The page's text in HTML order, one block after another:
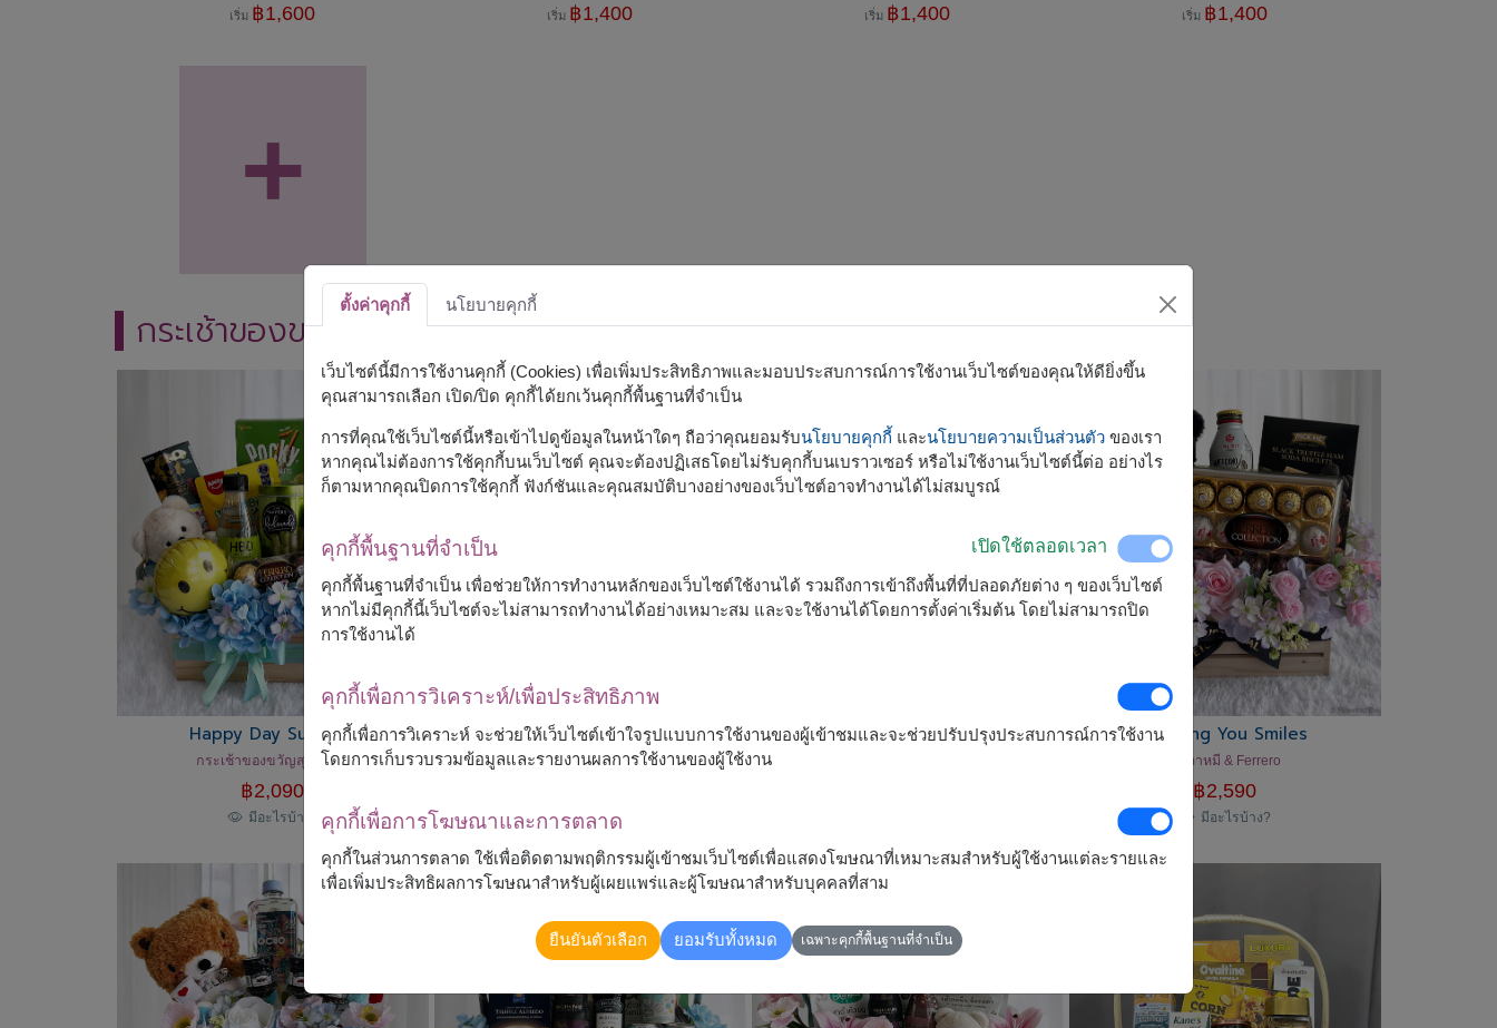
เริ่ม ฿1,600 เริ่ม ฿1,400 เริ่ม ฿1,400 เริ่ม ฿1,400
+
กระเช้าของขวัญ
Happy Day Surprise
กระเช้าของขวัญสุดน่ารัก
฿2,090
มีอะไรบ้าง?
Love & Latte
ดอกไม้ประดิษฐ์ & Starbucks
มีอะไรบ้าง?
Everyday Luxury Sending You Smiles
ตุ๊กตาหมี & Ferrero
฿2,590
มีอะไรบ้าง?
ตั้งค่าคุกกี้ นโยบายคุกกี้
เว็บไซต์นี้มีการใช้งานคุกกี้ (Cookies) เพื่อเพิ่มประสิทธิภาพและมอบประสบการณ์การใช้งานเว็บไซต์ของคุณให้ดียิ่งขึ้น
คุณสามารถเลือก เปิด/ปิด คุกกี้ได้ยกเว้นคุกกี้พื้นฐานที่จำเป็น
การที่คุณใช้เว็บไซต์นี้หรือเข้าไปดูข้อมูลในหน้าใดๆ ถือว่าคุณยอมรับนโยบายคุกกี้ และนโยบายความเป็นส่วนตัว ของเรา
หากคุณไม่ต้องการใช้คุกกี้บนเว็บไซต์ คุณจะต้องปฏิเสธโดยไม่รับคุกกี้บนเบราวเซอร์ หรือไม่ใช้งานเว็บไซต์นี้ต่อ อย่างไร
ก็ตามหากคุณปิดการใช้คุกกี้ ฟังก์ชันและคุณสมบัติบางอย่างของเว็บไซต์อาจทำงานได้ไม่สมบูรณ์
คุกกี้พื้นฐานที่จำเป็น เปิดใช้ตลอดเวลา
คุกกี้พื้นฐานที่จำเป็น เพื่อช่วยให้การทำงานหลักของเว็บไซต์ใช้งานได้ รวมถึงการเข้าถึงพื้นที่ที่ปลอดภัยต่าง ๆ ของเว็บไซต์
หากไม่มีคุกกี้นี้เว็บไซต์จะไม่สามารถทำงานได้อย่างเหมาะสม และจะใช้งานได้โดยการตั้งค่าเริ่มต้น โดยไม่สามารถปิด
การใช้งานได้
คุกกี้เพื่อการวิเคราะห์/เพื่อประสิทธิภาพ
คุกกี้เพื่อการวิเคราะห์ จะช่วยให้เว็บไซต์เข้าใจรูปแบบการใช้งานของผู้เข้าชมและจะช่วยปรับปรุงประสบการณ์การใช้งาน
โดยการเก็บรวบรวมข้อมูลและรายงานผลการใช้งานของผู้ใช้งาน
คุกกี้เพื่อการโฆษณาและการตลาด
คุกกี้ในส่วนการตลาด ใช้เพื่อติดตามพฤติกรรมผู้เข้าชมเว็บไซต์เพื่อแสดงโฆษณาที่เหมาะสมสำหรับผู้ใช้งานแต่ละรายและ
เพื่อเพิ่มประสิทธิผลการโฆษณาสำหรับผู้เผยแพร่และผู้โฆษณาสำหรับบุคคลที่สาม
ยืนยันตัวเลือก ยอมรับทั้งหมด เฉพาะคุกกี้พื้นฐานที่จำเป็น